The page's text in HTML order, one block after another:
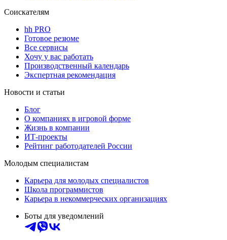
Соискателям
hh PRO
Готовое резюме
Все сервисы
Хочу у вас работать
Производственный календарь
Экспертная рекомендация
Новости и статьи
Блог
О компаниях в игровой форме
Жизнь в компании
ИТ-проекты
Рейтинг работодателей России
Молодым специалистам
Карьера для молодых специалистов
Школа программистов
Карьера в некоммерческих организациях
Боты для уведомлений